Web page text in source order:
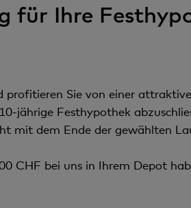
für Ihre
Sie von einer
jährige Festhypothek
mit dem Ende der gewählten
CHF bei uns in Ihrem Depot